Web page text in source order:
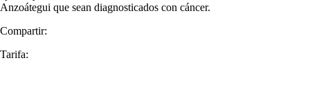
Anzoátegui que sean diagnosticados con cáncer.
Compartir:
Tarifa: